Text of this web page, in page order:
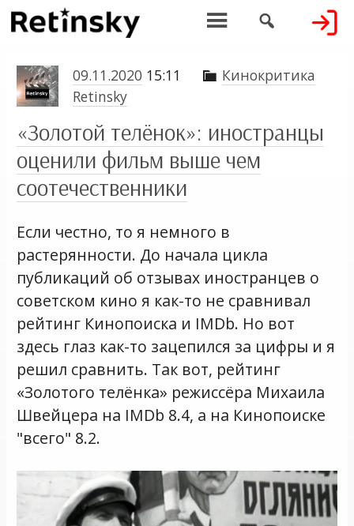
 
09.11.2020 15:11  Кинокритика
Retinsky
«Золотой телёнок»: иностранцы
оценили фильм выше чем
соотечественники
Если честно, то я немного в
растерянности. До начала цикла
публикаций об отзывах иностранцев о
советском кино я как-то не сравнивал
рейтинг Кинопоиска и IMDb. Но вот
здесь глаз как-то зацепился за цифры и я
решил сравнить. Так вот, рейтинг
«Золотого телёнка» режиссёра Михаила
Швейцера на IMDb 8.4, а на Кинопоиске
"всего" 8.2.